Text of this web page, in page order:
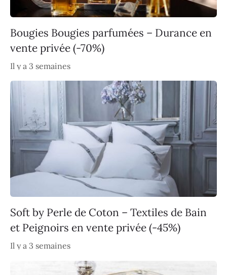
Bougies Bougies parfumées – Durance en
vente privée (-70%)
Il y a 3 semaines
Soft by Perle de Coton – Textiles de Bain
et Peignoirs en vente privée (-45%)
Il y a 3 semaines